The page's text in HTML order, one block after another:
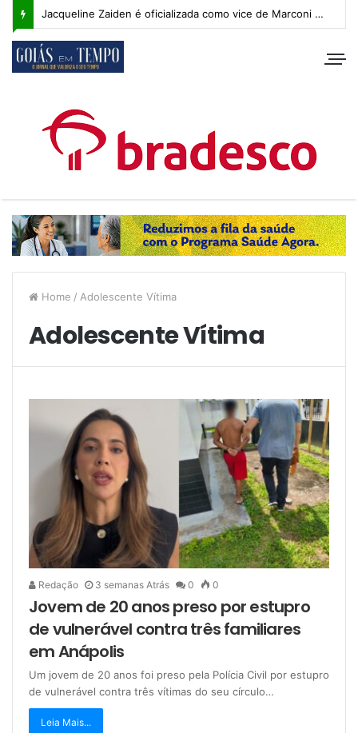
Jacqueline Zaiden é oficializada como vice de Marconi Perillo; veja os detalhes do anúncio
Home / Adolescente Vítima
Adolescente Vítima
Redação 3 semanas Atrás 0 0
Jovem de 20 anos preso por estupro
de vulnerável contra três familiares
em Anápolis
Um jovem de 20 anos foi preso pela Polícia Civil por estupro
de vulnerável contra três vítimas do seu círculo…
Leia Mais...